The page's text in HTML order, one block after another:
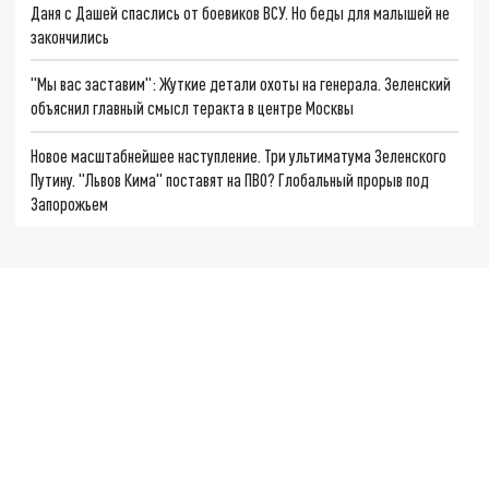
Даня с Дашей спаслись от боевиков ВСУ. Но беды для малышей не
закончились
"Мы вас заставим": Жуткие детали охоты на генерала. Зеленский
объяснил главный смысл теракта в центре Москвы
Новое масштабнейшее наступление. Три ультиматума Зеленского
Путину. "Львов Кима" поставят на ПВО? Глобальный прорыв под
Запорожьем